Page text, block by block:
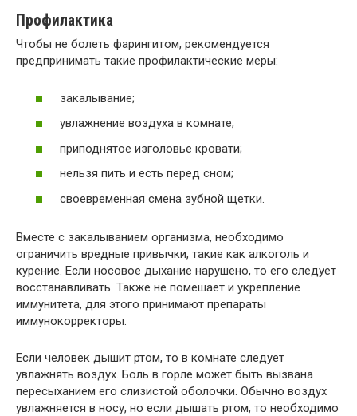
Профилактика
Чтобы не болеть фарингитом, рекомендуется
предпринимать такие профилактические меры:
закалывание;
увлажнение воздуха в комнате;
приподнятое изголовье кровати;
нельзя пить и есть перед сном;
своевременная смена зубной щетки.
Вместе с закалыванием организма, необходимо
ограничить вредные привычки, такие как алкоголь и
курение. Если носовое дыхание нарушено, то его следует
восстанавливать. Также не помешает и укрепление
иммунитета, для этого принимают препараты
иммунокорректоры.
Если человек дышит ртом, то в комнате следует
увлажнять воздух. Боль в горле может быть вызвана
пересыханием его слизистой оболочки. Обычно воздух
увлажняется в носу, но если дышать ртом, то необходимо